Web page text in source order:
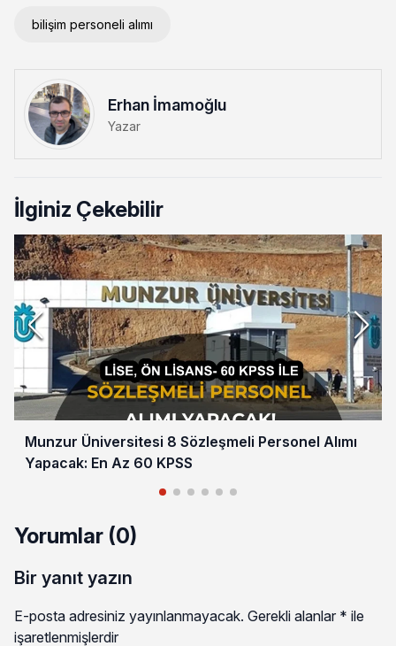
bilişim personeli alımı
Erhan İmamoğlu
Yazar
İlginiz Çekebilir
Munzur Üniversitesi 8 Sözleşmeli Personel Alımı
Yapacak: En Az 60 KPSS
Yorumlar (0)
Bir yanıt yazın
E-posta adresiniz yayınlanmayacak. Gerekli alanlar * ile
işaretlenmişlerdir